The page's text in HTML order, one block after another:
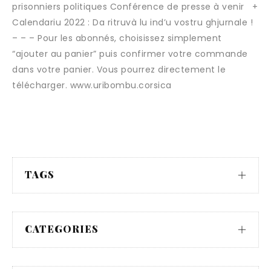
prisonniers politiques Conférence de presse à venir +
Calendariu 2022 : Da ritruvà lu ind’u vostru ghjurnale !
– – – Pour les abonnés, choisissez simplement
“ajouter au panier” puis confirmer votre commande
dans votre panier. Vous pourrez directement le
télécharger. www.uribombu.corsica
TAGS
CATEGORIES